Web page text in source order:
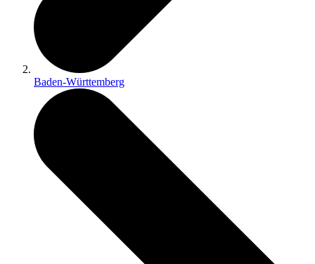
Baden-Württemberg